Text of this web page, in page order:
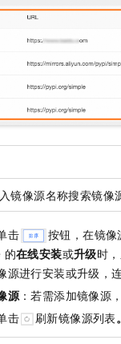
镜像源名称搜索镜像
击 按钮，在镜
的在线安装或升级时
源进行安装或升级，
源 ：若需添加镜像源
击 刷新镜像源列表。